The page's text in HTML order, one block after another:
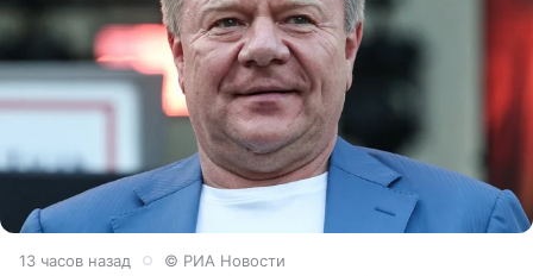
13 часов назад © РИА Новости